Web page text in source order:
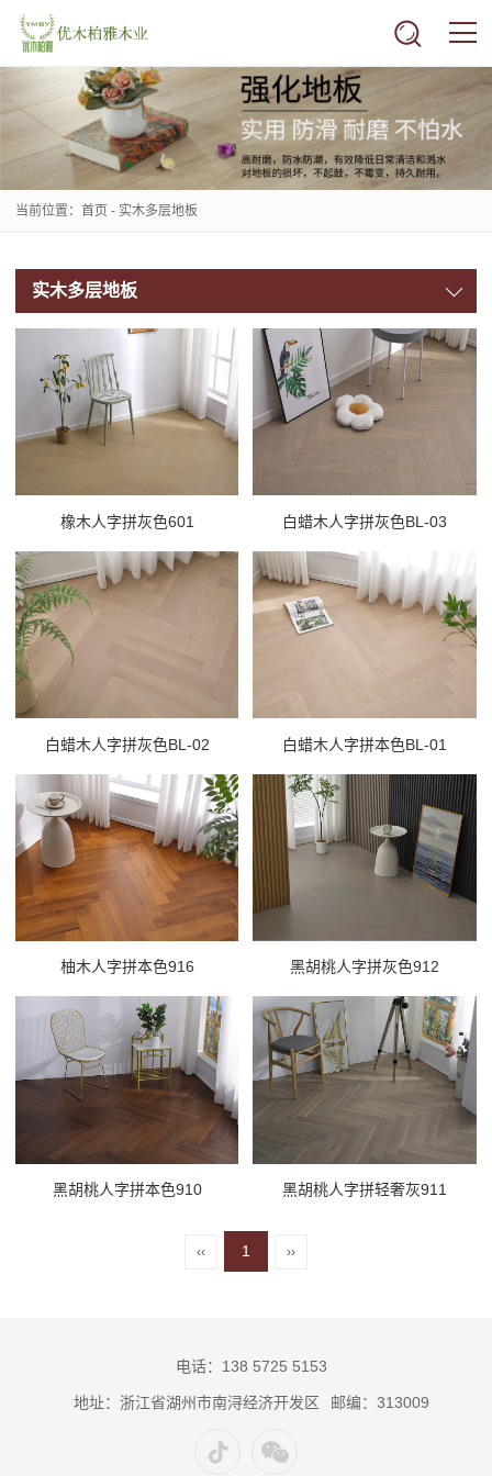
当前位置： 首页 - 实木多层地板
实木多层地板
橡木人字拼灰色601 白蜡木人字拼灰色BL-03
白蜡木人字拼灰色BL-02 白蜡木人字拼本色BL-01
柚木人字拼本色916 黑胡桃人字拼灰色912
黑胡桃人字拼本色910 黑胡桃人字拼轻奢灰911
‹‹ 1 ››
电话：138 5725 5153
地址：浙江省湖州市南浔经济开发区 邮编：313009